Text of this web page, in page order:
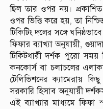
ছিল তার ওপর নয়।
ওপর ভিত্তি করে হয়, তা
টিকিটিং দলের সঙ্গে
ফিফার ব্যাখ্যা অনুযায়ী,
টিকিটধারী দর্শক পুরো সময়
কনকোর্স বা চলাচলের
টেলিভিশনের ক্যামেরায়
সরকারি হিসাব অনুযায়ী
এই ব্যাখ্যার মাধ্যমে ফিফা